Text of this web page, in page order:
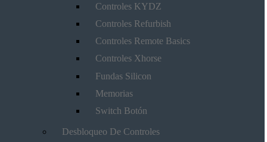
Controles KYDZ
Controles Refurbish
Controles Remote Basics
Controles Xhorse
Fundas Silicon
Memorias
Switch Botón
Desbloqueo De Controles